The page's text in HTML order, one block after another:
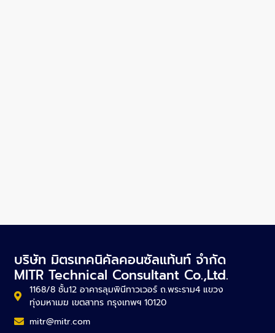
บริษัท มิตรเทคนิคัลคอนซัลแท้นท์ จำกัด
MITR Technical Consultant Co.,Ltd.
1168/8 ชั้น12 อาคารลุมพินีทาวเวอร์ ถ.พระราม4 แขวง
ทุ่งมหาเมฆ เขตสาทร กรุงเทพฯ 10120
mitr@mitr.com